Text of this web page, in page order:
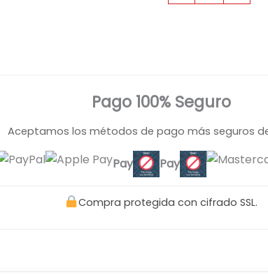
Pago 100% Seguro
Aceptamos los métodos de pago más seguros
Pay Pay
Compra protegida con cifrado SSL.